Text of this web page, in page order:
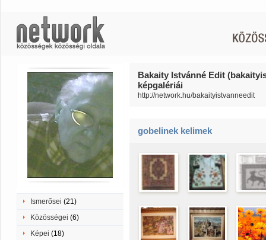
Ismerősei (21)
Közösségei (6)
Képei (18)
Bakaity Istvánné Edit
képgalériái
http://network.hu/bakaityistvanneedit
gobelinek kelimek